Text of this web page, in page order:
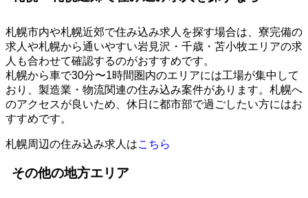
札幌市内や札幌近郊で住み込み求人を探す場合は、寮完備の
求人や札幌から通いやすい岩見沢・千歳・苫小牧エリアの求
人も合わせて確認するのがおすすめです。
札幌から車で30分〜1時間圏内のエリアには工場が集中して
おり、製造業・物流関連の住み込み案件があります。札幌へ
のアクセスが良いため、休日に都市部で過ごしたい方にはお
すすめです。
札幌周辺の住み込み求人はこちら
その他の地方エリア